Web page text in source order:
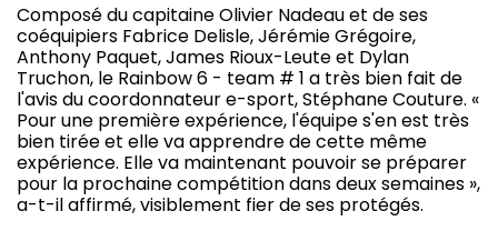
Composé du capitaine Olivier Nadeau et de ses
coéquipiers Fabrice Delisle, Jérémie Grégoire,
Anthony Paquet, James Rioux-Leute et Dylan
Truchon, le Rainbow 6 - team # 1 a très bien fait de
l'avis du coordonnateur e-sport, Stéphane Couture. «
Pour une première expérience, l'équipe s'en est très
bien tirée et elle va apprendre de cette même
expérience. Elle va maintenant pouvoir se préparer
pour la prochaine compétition dans deux semaines »,
a-t-il affirmé, visiblement fier de ses protégés.